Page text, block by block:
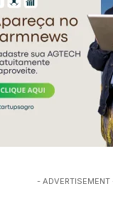
- ADVERTISEMENT